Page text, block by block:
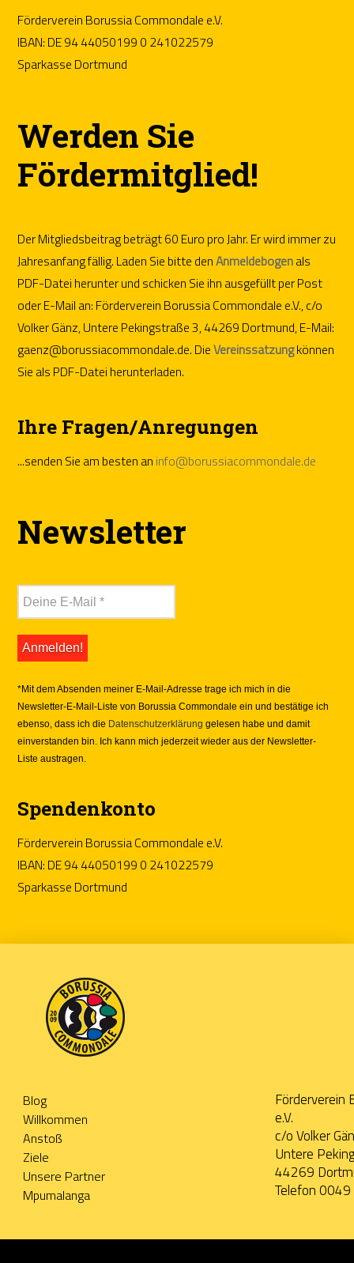
Förderverein Borussia Commondale e.V.
IBAN: DE 94 44050199 0 241022579
Sparkasse Dortmund
Werden Sie
Fördermitglied!
Der Mitgliedsbeitrag beträgt 60 Euro pro Jahr. Er wird immer zu
Jahresanfang fällig. Laden Sie bitte denAnmeldebogenals
PDF-Datei herunter und schicken Sie ihn ausgefüllt per Post
oder E-Mail an: Förderverein Borussia Commondale e.V., c/o
Volker Gänz, Untere Pekingstraße 3, 44269 Dortmund, E-Mail:
gaenz@borussiacommondale.de. DieVereinssatzungkönnen
Sie als PDF-Datei herunterladen.
Ihre Fragen/Anregungen
...senden Sie am besten an info@borussiacommondale.de
Newsletter
*Mit dem Absenden meiner E-Mail-Adresse trage ich mich in die
Newsletter-E-Mail-Liste von Borussia Commondale ein und bestätige ich
ebenso, dass ich die Datenschutzerklärung gelesen habe und damit
einverstanden bin. Ich kann mich jederzeit wieder aus der Newsletter-
Liste austragen.
Spendenkonto
Förderverein Borussia Commondale e.V.
IBAN: DE 94 44050199 0 241022579
Sparkasse Dortmund
Blog
Willkommen
Anstoß
Ziele
Unsere Partner
Mpumalanga
Förderverein
e.V.
c/o Volker
Untere
44269
Telefon